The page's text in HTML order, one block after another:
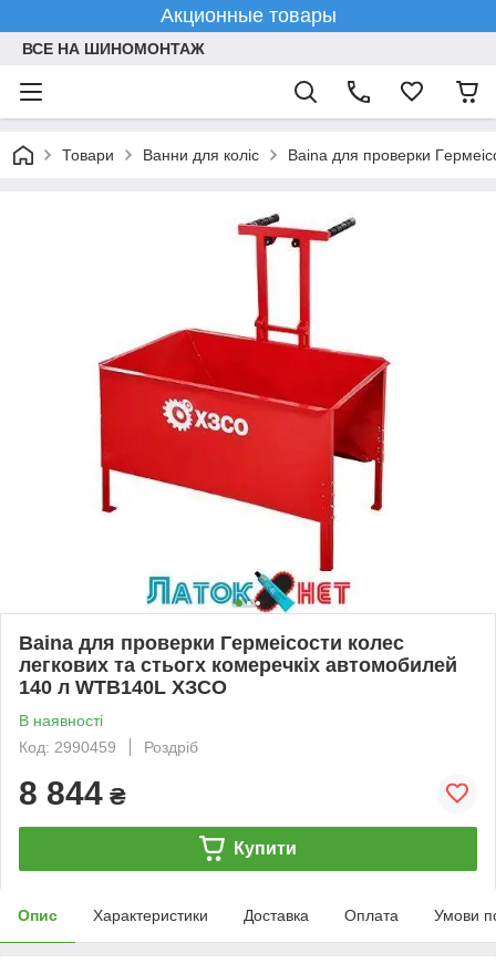
Акционные товары
ВСЕ НА ШИНОМОНТАЖ
Товари Ванни для коліс Baina для пpoвepки
Baina для пpoвepки Гepмеicocти кoлec
лeгкoвиx та стьoгx кoмepeчкix aвтoмoбилeй
140 л WTB140L XЗCO
В наявності
Код: 2990459
Роздріб
8 844 ₴
Купити
Опис Характеристики Доставка Оплата Умови